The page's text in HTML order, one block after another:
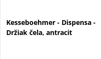
Kesseboehmer - Dispensa -
Držiak čela, antracit